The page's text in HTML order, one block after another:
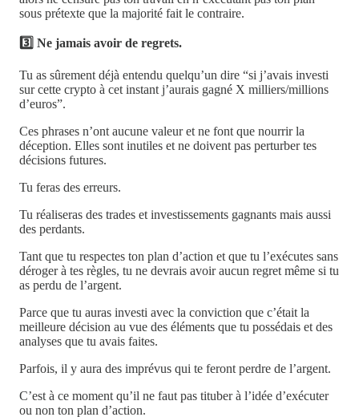
sous prétexte que la majorité fait le contraire.
3️⃣ Ne jamais avoir de regrets.
Tu as sûrement déjà entendu quelqu’un dire “si j’avais investi
sur cette crypto à cet instant j’aurais gagné X milliers/millions
d’euros”.
Ces phrases n’ont aucune valeur et ne font que nourrir la
déception. Elles sont inutiles et ne doivent pas perturber tes
décisions futures.
Tu feras des erreurs.
Tu réaliseras des trades et investissements gagnants mais aussi
des perdants.
Tant que tu respectes ton plan d’action et que tu l’exécutes sans
déroger à tes règles, tu ne devrais avoir aucun regret même si tu
as perdu de l’argent.
Parce que tu auras investi avec la conviction que c’était la
meilleure décision au vue des éléments que tu possédais et des
analyses que tu avais faites.
Parfois, il y aura des imprévus qui te feront perdre de l’argent.
C’est à ce moment qu’il ne faut pas tituber à l’idée d’exécuter
ou non ton plan d’action.